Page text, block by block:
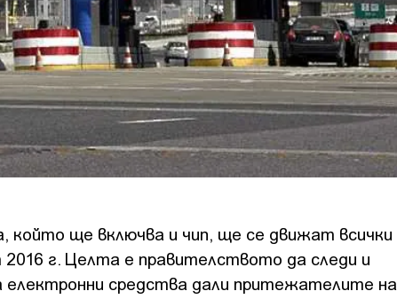
който ще включва и чип, ще се движат всички
2016 г. Целта е правителството да следи и
електронни средства дали притежателите на